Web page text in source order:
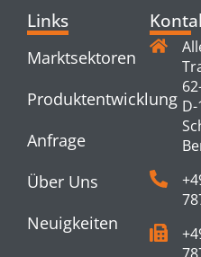
Links
Marktsektoren
Produktentwicklung
Anfrage
Über Uns
Neuigkeiten